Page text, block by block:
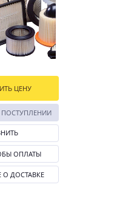
ЦЕНУ
ОПЛАТЫ
О ДОСТАВКЕ